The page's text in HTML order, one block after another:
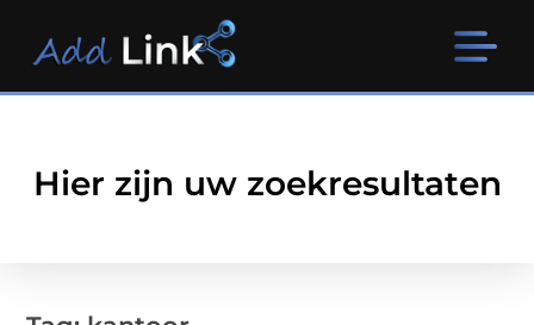
Hier zijn uw zoekresultaten